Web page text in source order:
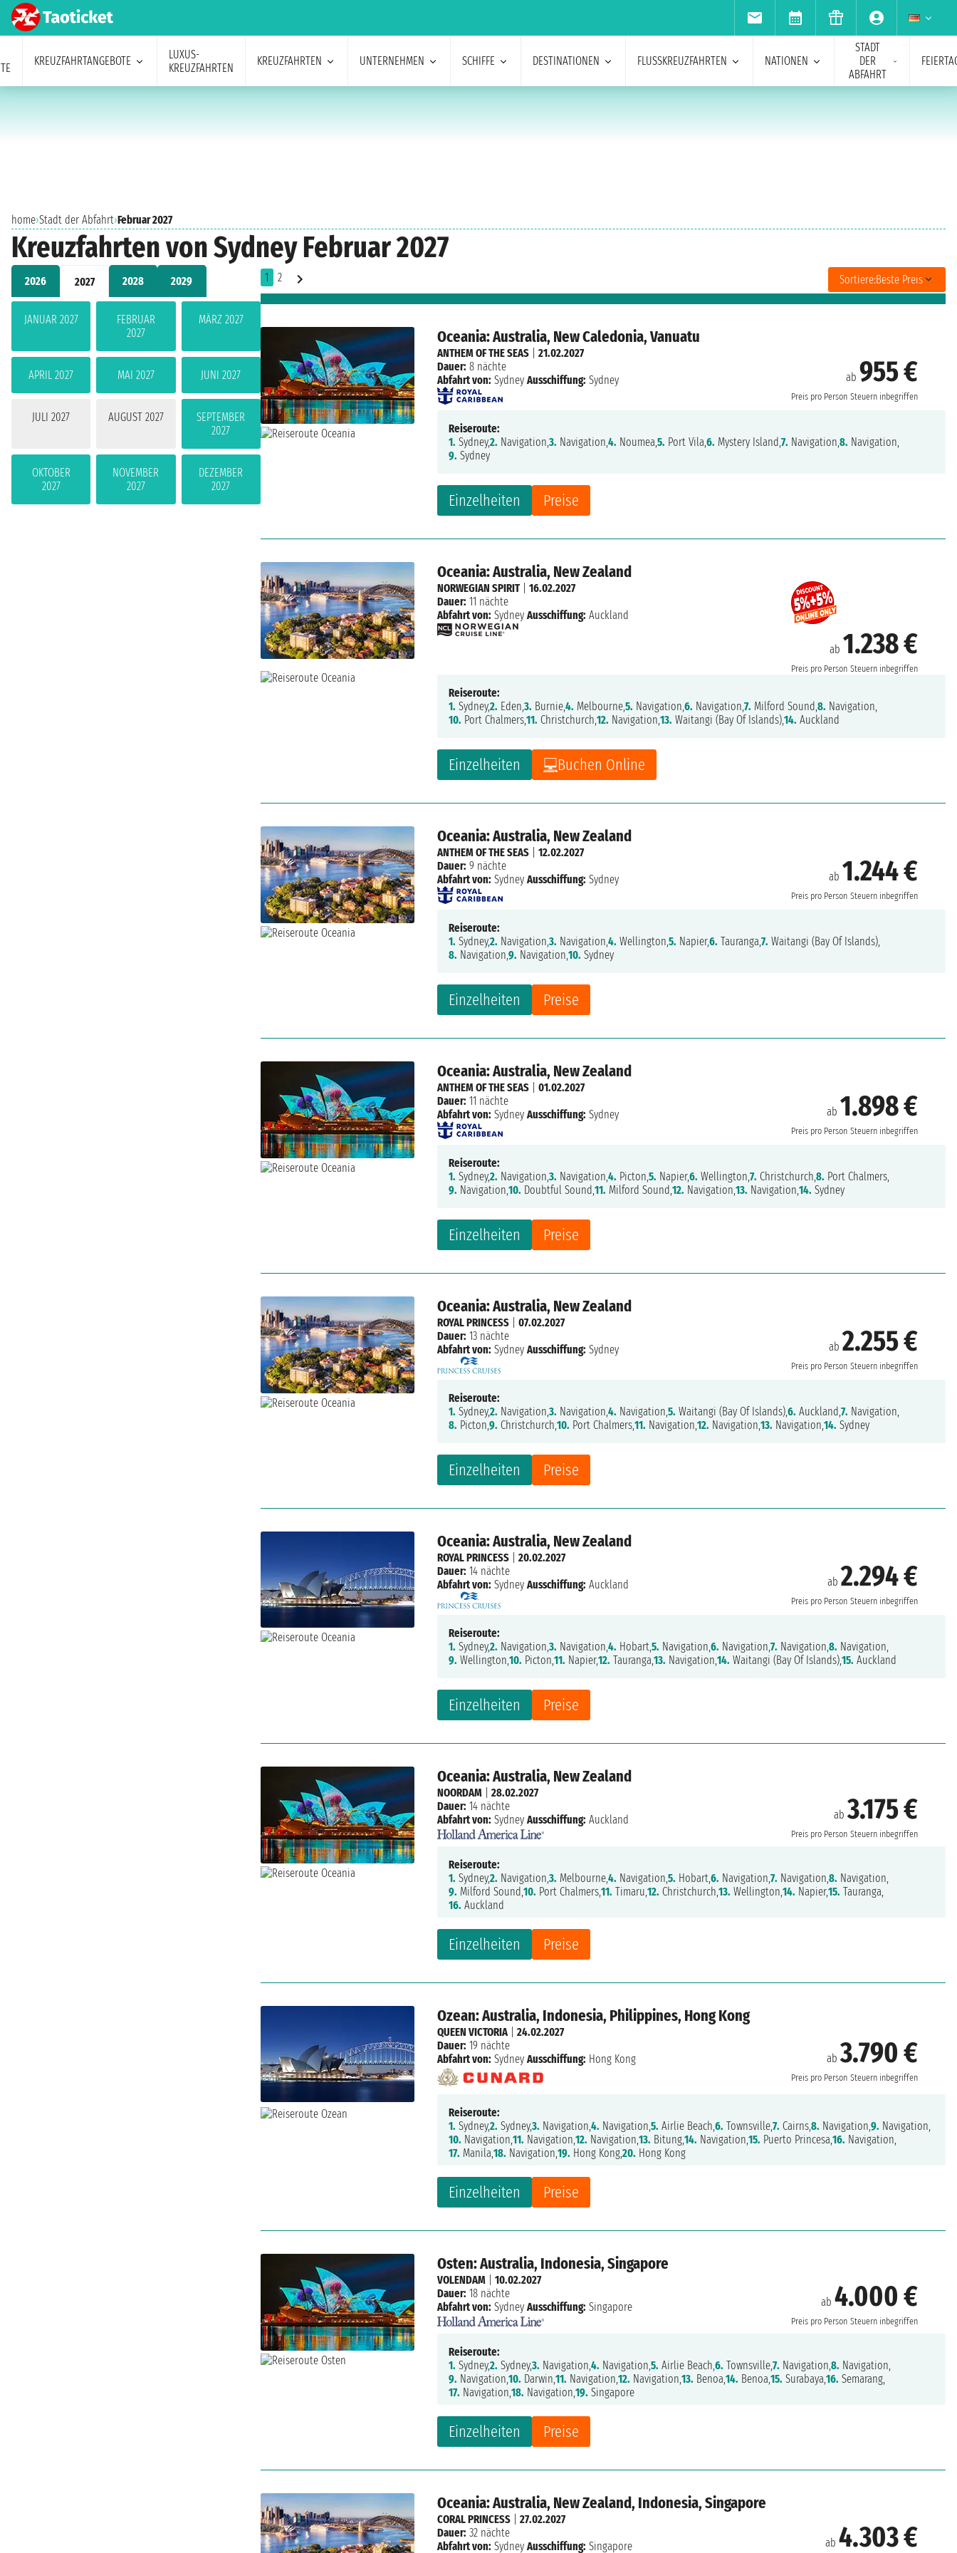
KREUZFAHRTANGEBOTE
LUXUS-
KREUZFAHRTEN
KREUZFAHRTEN UNTERNEHMEN SCHIFFE DESTINATIONEN FLUSSKREUZFAHRTEN NATIONEN
STADT
DER
ABFAHRT
home›Stadt der Abfahrt›Februar 2027
Kreuzfahrten von Sydney Februar 2027
2026 2027 2028 2029
JANUAR 2027
FEBRUAR
2027
MÄRZ 2027
APRIL 2027 MAI 2027 JUNI 2027
JULI 2027 AUGUST 2027
SEPTEMBER
2027
OKTOBER
2027
NOVEMBER
2027
DEZEMBER
2027
1 2 Sortiere:Beste Preis
Oceania: Australia, New Caledonia, Vanuatu
ab 955 €
Preis pro Person Steuern inbegriffen
Einzelheiten Preise
ANTHEM OF THE SEAS |21.02.2027
Dauer: 8 nächte
Abfahrt von: Sydney Ausschiffung: Sydney
Reiseroute:
1. Sydney,2. Navigation,3. Navigation,4. Noumea,5. Port Vila,6. Mystery Island,7. Navigation,8. Navigation,
9. Sydney
Oceania: Australia, New Zealand
ab 1.238 €
Preis pro Person Steuern inbegriffen
Einzelheiten Buchen Online
NORWEGIAN SPIRIT|16.02.2027
Dauer: 11 nächte
Abfahrt von: Sydney Ausschiffung: Auckland
Reiseroute:
1. Sydney,2. Eden,3. Burnie,4. Melbourne,5. Navigation,6. Navigation,7. Milford Sound,8. Navigation,
10. Port Chalmers,11. Christchurch,12. Navigation,13. Waitangi (Bay Of Islands),14. Auckland
Oceania: Australia, New Zealand
ab 1.244 €
Preis pro Person Steuern inbegriffen
Einzelheiten Preise
ANTHEM OF THE SEAS |12.02.2027
Dauer: 9 nächte
Abfahrt von: Sydney Ausschiffung: Sydney
Reiseroute:
1. Sydney,2. Navigation,3. Navigation,4. Wellington,5. Napier,6. Tauranga,7. Waitangi (Bay Of Islands),
8. Navigation,9. Navigation,10. Sydney
Oceania: Australia, New Zealand
ab 1.898 €
Preis pro Person Steuern inbegriffen
Einzelheiten Preise
ANTHEM OF THE SEAS |01.02.2027
Dauer: 11 nächte
Abfahrt von: Sydney Ausschiffung: Sydney
Reiseroute:
1. Sydney,2. Navigation,3. Navigation,4. Picton,5. Napier,6. Wellington,7. Christchurch,8. Port Chalmers,
9. Navigation,10. Doubtful Sound,11. Milford Sound,12. Navigation,13. Navigation,14. Sydney
Oceania: Australia, New Zealand
ab2.255 €
Preis pro Person Steuern inbegriffen
Einzelheiten Preise
ROYAL PRINCESS |07.02.2027
Dauer: 13 nächte
Abfahrt von: Sydney Ausschiffung: Sydney
Reiseroute:
1. Sydney,2. Navigation,3. Navigation,4. Navigation,5. Waitangi (Bay Of Islands),6. Auckland,7. Navigation,
8. Picton,9. Christchurch,10. Port Chalmers,11. Navigation,12. Navigation,13. Navigation,14. Sydney
Oceania: Australia, New Zealand
ab2.294 €
Preis pro Person Steuern inbegriffen
Einzelheiten Preise
ROYAL PRINCESS |20.02.2027
Dauer: 14 nächte
Abfahrt von: Sydney Ausschiffung: Auckland
Reiseroute:
1. Sydney,2. Navigation,3. Navigation,4. Hobart,5. Navigation,6. Navigation,7. Navigation,8. Navigation,
9. Wellington,10. Picton,11. Napier,12. Tauranga,13. Navigation,14. Waitangi (Bay Of Islands),15. Auckland
Oceania: Australia, New Zealand
ab3.175 €
Preis pro Person Steuern inbegriffen
Einzelheiten Preise
NOORDAM |28.02.2027
Dauer: 14 nächte
Abfahrt von: Sydney Ausschiffung: Auckland
Reiseroute:
1. Sydney,2. Navigation,3. Melbourne,4. Navigation,5. Hobart,6. Navigation,7. Navigation,8. Navigation,
9. Milford Sound,10. Port Chalmers,11. Timaru,12. Christchurch,13. Wellington,14. Napier,15. Tauranga,
16. Auckland
Ozean: Australia, Indonesia, Philippines, Hong Kong
ab3.790 €
Preis pro Person Steuern inbegriffen
Einzelheiten Preise
QUEEN VICTORIA |24.02.2027
Dauer: 19 nächte
Abfahrt von: Sydney Ausschiffung: Hong Kong
Reiseroute:
1. Sydney,2. Sydney,3. Navigation,4. Navigation,5. Airlie Beach,6. Townsville,7. Cairns,8. Navigation,9. Navigation,
10. Navigation,11. Navigation,12. Navigation,13. Bitung,14. Navigation,15. Puerto Princesa,16. Navigation,
17. Manila,18. Navigation,19. Hong Kong,20. Hong Kong
Osten: Australia, Indonesia, Singapore
ab4.000 €
Preis pro Person Steuern inbegriffen
Einzelheiten Preise
VOLENDAM |10.02.2027
Dauer: 18 nächte
Abfahrt von: Sydney Ausschiffung: Singapore
Reiseroute:
1. Sydney,2. Sydney,3. Navigation,4. Navigation,5. Airlie Beach,6. Townsville,7. Navigation,8. Navigation,
9. Navigation,10. Darwin,11. Navigation,12. Navigation,13. Benoa,14. Benoa,15. Surabaya,16. Semarang,
17. Navigation,18. Navigation,19. Singapore
Oceania: Australia, New Zealand, Indonesia, Singapore
ab4.303 €
CORAL PRINCESS |27.02.2027
Dauer: 32 nächte
Abfahrt von: Sydney Ausschiffung: Singapore